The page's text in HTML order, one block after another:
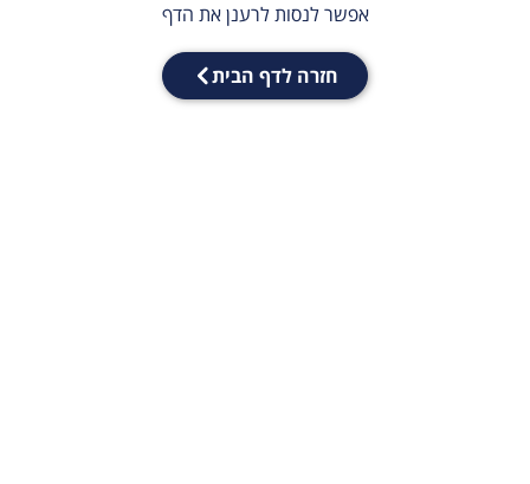
אפשר לנסות לרענן את הדף
חזרה לדף הבית